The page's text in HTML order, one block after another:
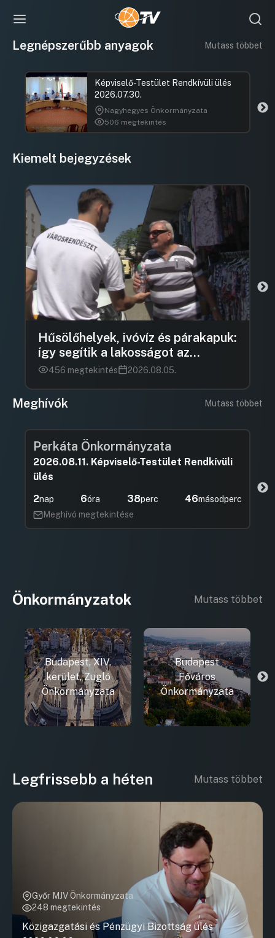
Legnépszerűbb anyagok Mutass többet
Képviselő-Testület Rendkívüli ülés
2026.07.30.
Nagyhegyes Önkormányzata
506 megtekintés
Kiemelt bejegyzések
Hűsölőhelyek, ivóvíz és párakapuk:
így segítik a lakosságot az
önkormányzatok a kánikulában
456 megtekintés 2026.08.05.
Meghívók Mutass többet
Perkáta Önkormányzata
2026.08.11. Képviselő-Testület Rendkívüli
ülés
2nap 6óra 38perc 45másodperc
Meghívó megtekintése
Önkormányzatok Mutass többet
Budapest, XIV.
kerület, Zugló
Önkormányzata
Budapest
Főváros
Önkormányzata
Legfrissebb a héten Mutass többet
Győr MJV Önkormányzata
248 megtekintés
Közigazgatási és Pénzügyi Bizottság ülés